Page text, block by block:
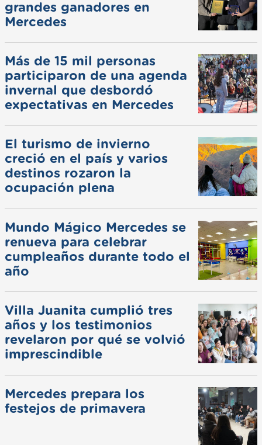
grandes ganadores en
Mercedes
Más de 15 mil personas
participaron de una agenda
invernal que desbordó
expectativas en Mercedes
El turismo de invierno
creció en el país y varios
destinos rozaron la
ocupación plena
Mundo Mágico Mercedes se
renueva para celebrar
cumpleaños durante todo el
año
Villa Juanita cumplió tres
años y los testimonios
revelaron por qué se volvió
imprescindible
Mercedes prepara los
festejos de primavera